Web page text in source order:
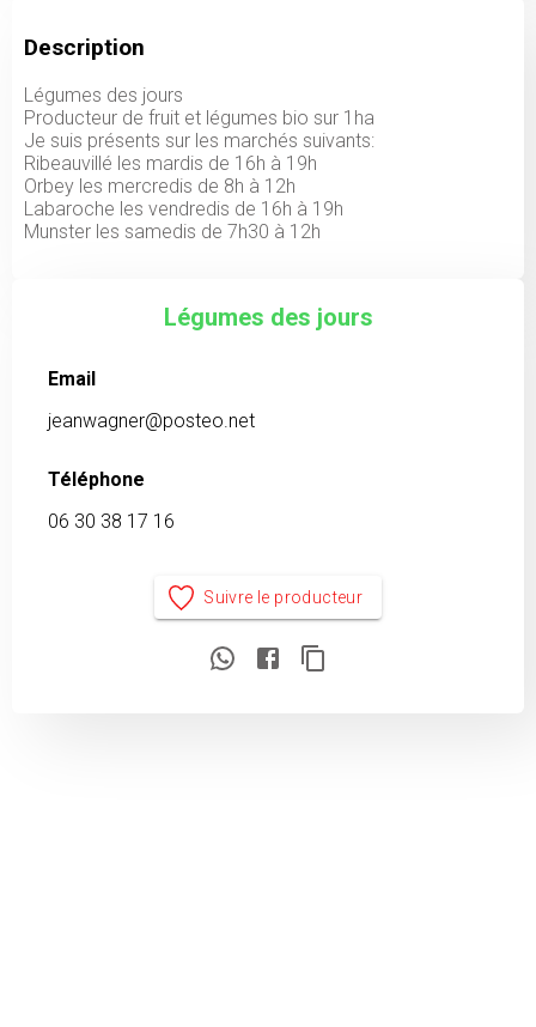
Description
Légumes des jours
Producteur de fruit et légumes bio sur 1ha
Je suis présents sur les marchés suivants:
Ribeauvillé les mardis de 16h à 19h
Orbey les mercredis de 8h à 12h
Labaroche les vendredis de 16h à 19h
Munster les samedis de 7h30 à 12h
Légumes des jours
Email
jeanwagner@posteo.net
Téléphone
06 30 38 17 16
Suivre le producteur